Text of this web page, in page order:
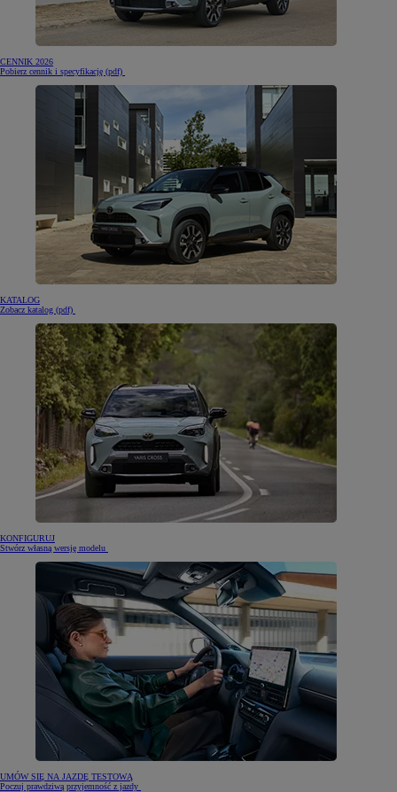
CENNIK 2026
Pobierz cennik i specyfikację (pdf)
KATALOG
Zobacz katalog (pdf)
KONFIGURUJ
Stwórz własną wersję modelu
UMÓW SIĘ NA JAZDĘ TESTOWĄ
Poczuj prawdziwą przyjemność z jazdy